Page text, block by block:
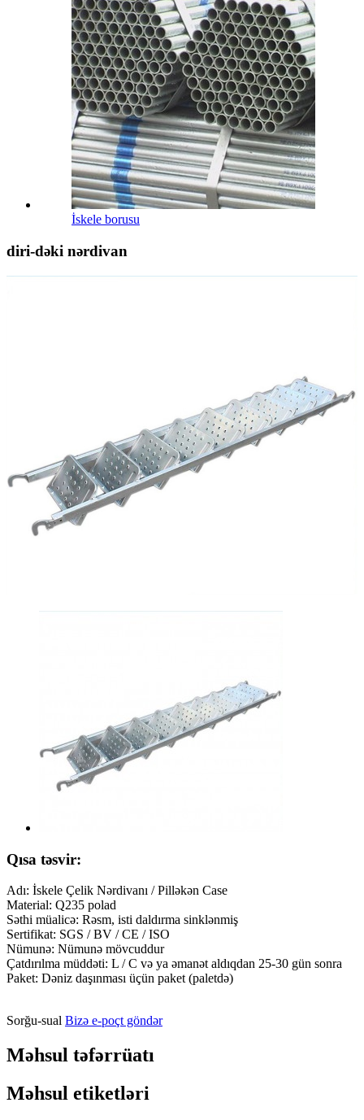
İskele borusu
diri-dəki nərdivan
Qısa təsvir:
Adı: İskele Çelik Nərdivanı / Pilləkən Case
Material: Q235 polad
Səthi müalicə: Rəsm, isti daldırma sinklənmiş
Sertifikat: SGS / BV / CE / ISO
Nümunə: Nümunə mövcuddur
Çatdırılma müddəti: L / C və ya əmanət aldıqdan 25-30 gün sonra
Paket: Dəniz daşınması üçün paket (paletdə)
Sorğu-sual Bizə e-poçt göndər
Məhsul təfərrüatı
Məhsul etiketləri